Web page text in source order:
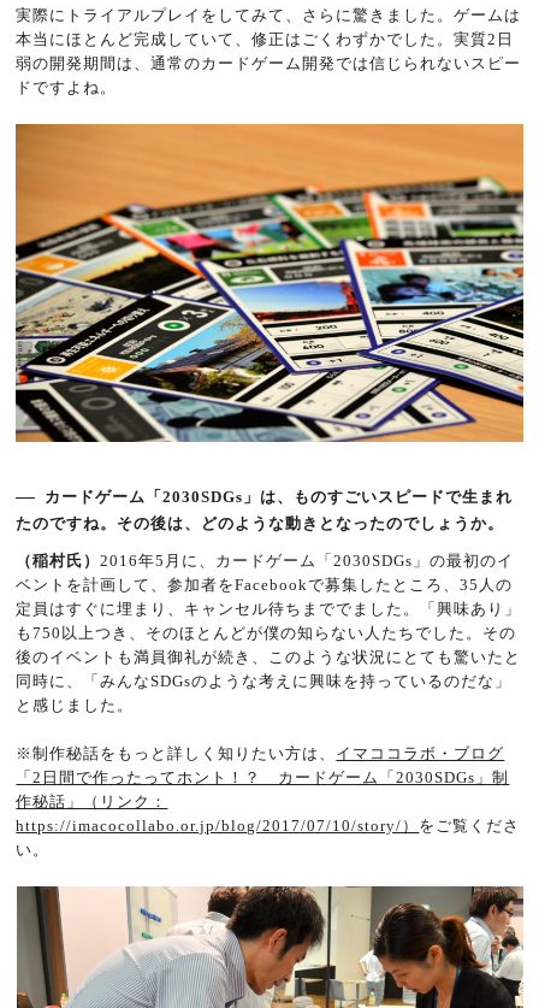
実際にトライアルプレイをしてみて、さらに驚きました。ゲームは
本当にほとんど完成していて、修正はごくわずかでした。実質2日
弱の開発期間は、通常のカードゲーム開発では信じられないスピー
ドですよね。
カードゲーム「2030SDGs」は、ものすごいスピードで生まれ
たのですね。その後は、どのような動きとなったのでしょうか。
（稲村氏）2016年5月に、カードゲーム「2030SDGs」の最初のイ
ベントを計画して、参加者をFacebookで募集したところ、35人の
定員はすぐに埋まり、キャンセル待ちまででました。「興味あり」
も750以上つき、そのほとんどが僕の知らない人たちでした。その
後のイベントも満員御礼が続き、このような状況にとても驚いたと
同時に、「みんなSDGsのような考えに興味を持っているのだな」
と感じました。
※制作秘話をもっと詳しく知りたい方は、 イマココラボ・ブログ
「2日間で作ったってホント！？ カードゲーム「2030SDGs」制
作秘話」（リンク：
https://imacocollabo.or.jp/blog/2017/07/10/story/） をご覧くださ
い。